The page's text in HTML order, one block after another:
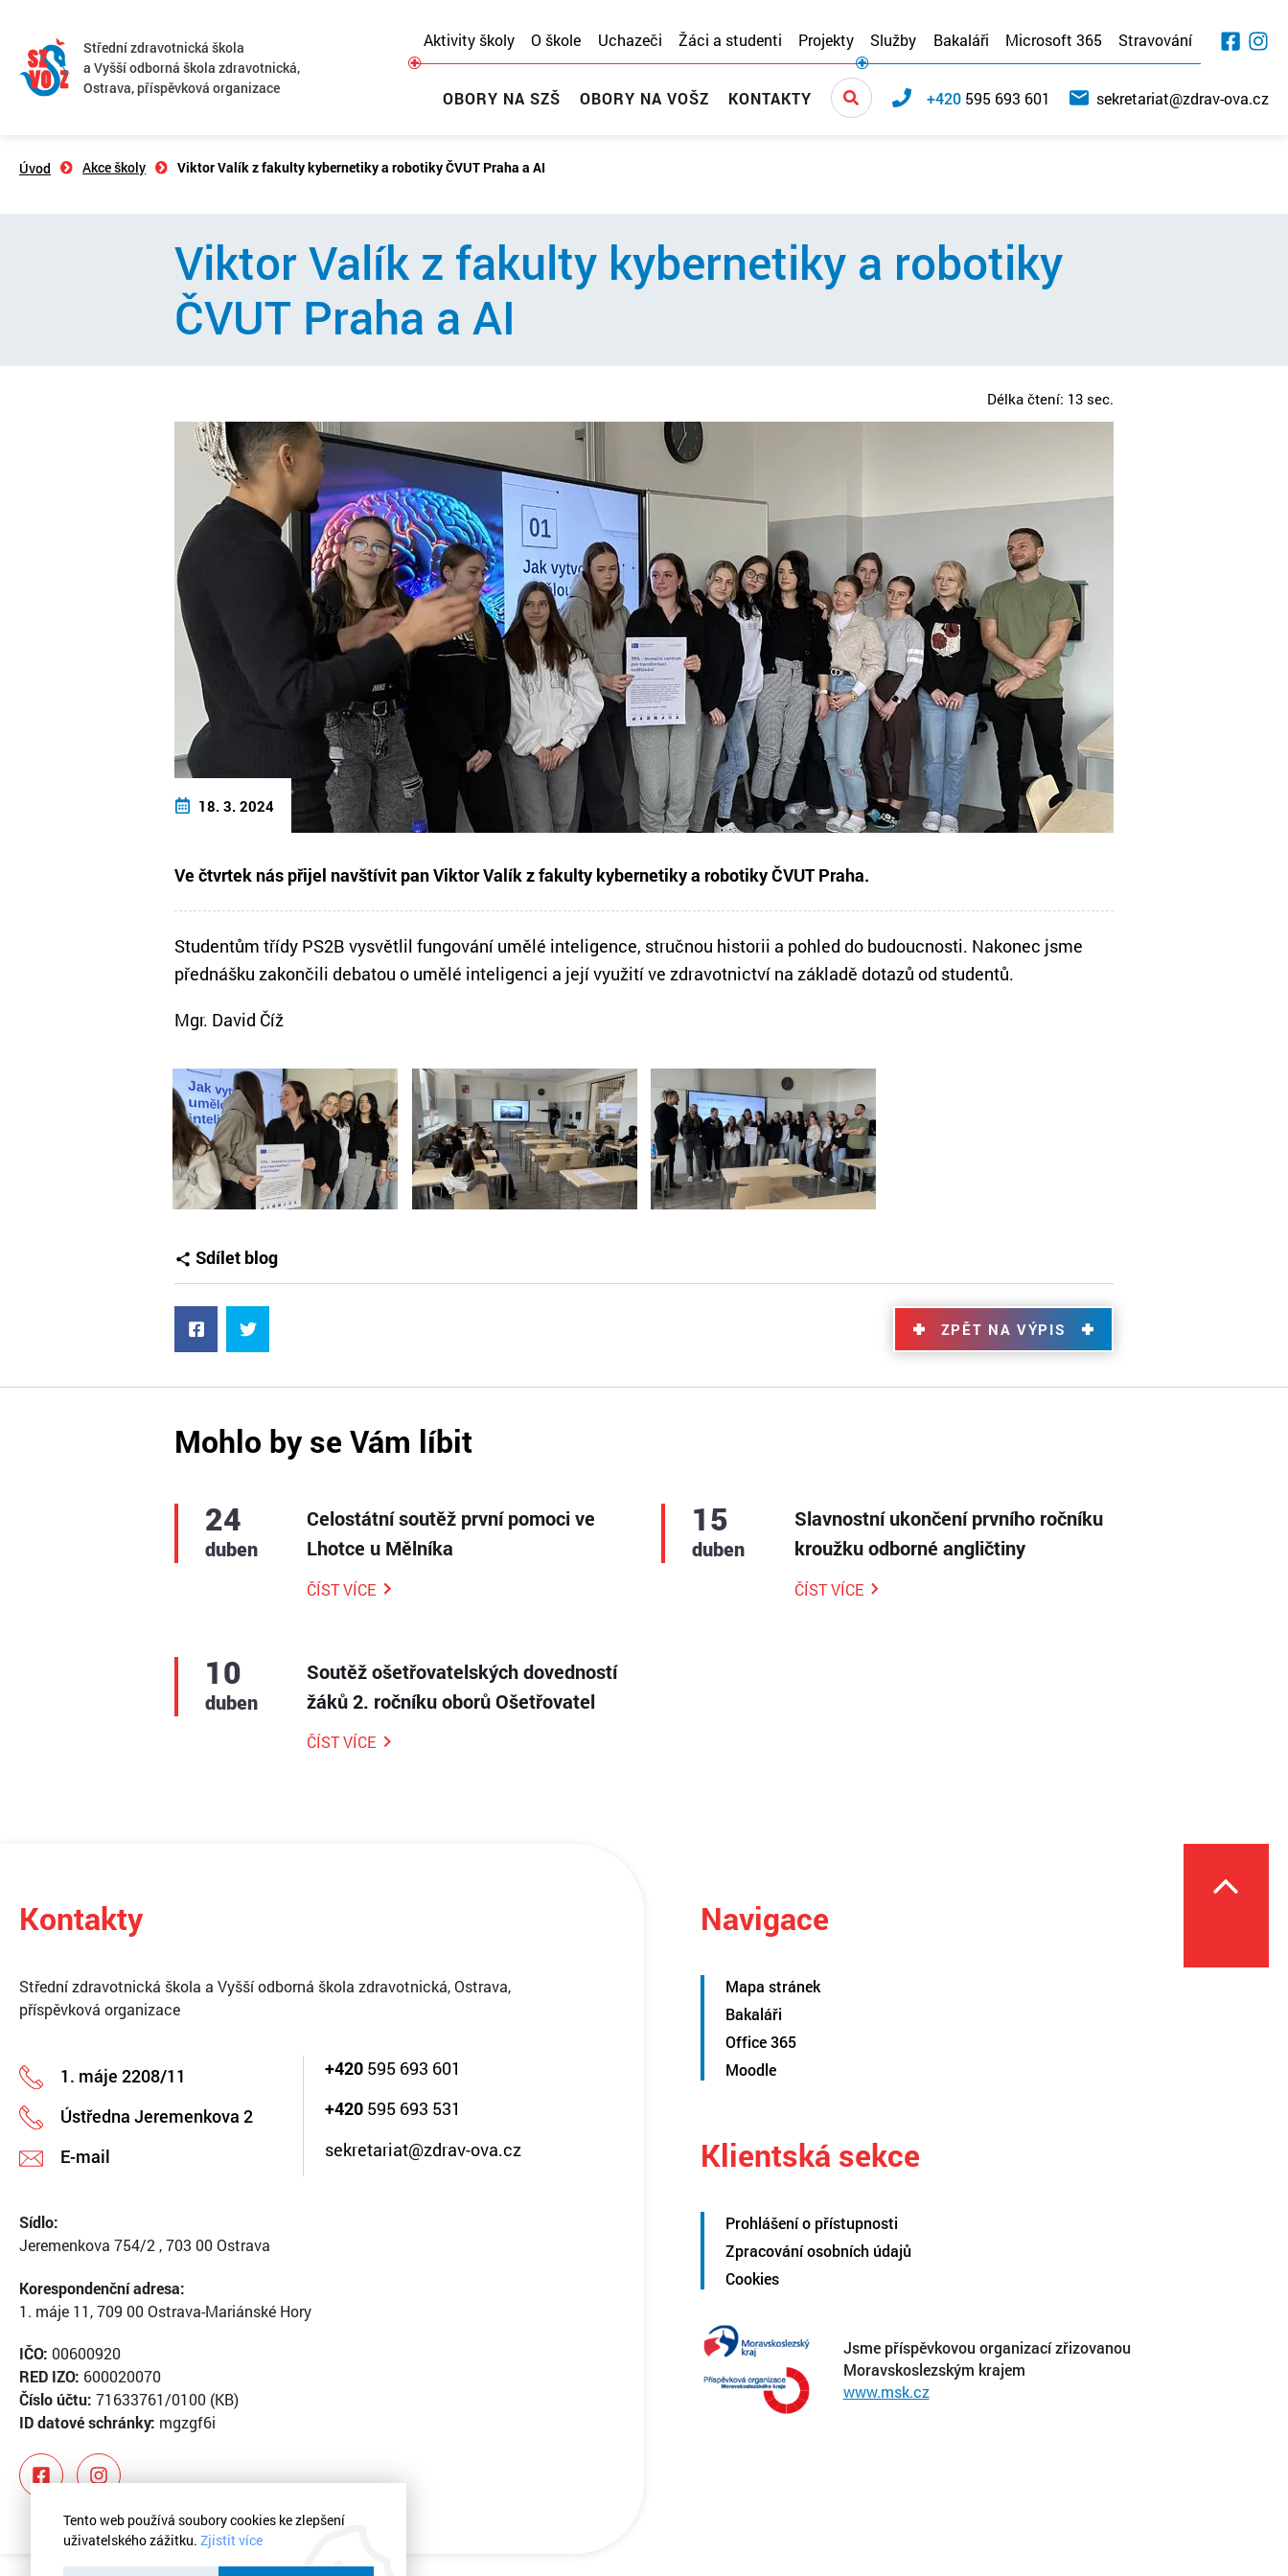
Střední zdravotnická škola
a Vyšší odborná škola zdravotnická,
Ostrava, příspěvková organizace
Aktivity školy O škole Uchazeči Žáci a studenti Projekty Služby Bakaláři Microsoft 365 Stravování
OBORY NA SZŠ OBORY NA VOŠZ KONTAKTY +420 595 693 601 sekretariat@zdrav-ova.cz
Úvod Akce školy Viktor Valík z fakulty kybernetiky a robotiky ČVUT Praha a AI
Viktor Valík z fakulty kybernetiky a robotiky
ČVUT Praha a AI
Délka čtení: 13 sec.
18. 3. 2024
Ve čtvrtek nás přijel navštívit pan Viktor Valík z fakulty kybernetiky a robotiky ČVUT Praha.
Studentům třídy PS2B vysvětlil fungování umělé inteligence, stručnou historii a pohled do budoucnosti. Nakonec jsme
přednášku zakončili debatou o umělé inteligenci a její využití ve zdravotnictví na základě dotazů od studentů.
Mgr. David Číž
Sdílet blog
ZPĚT NA VÝPIS
Mohlo by se Vám líbit
24
duben
Celostátní soutěž první pomoci ve
Lhotce u Mělníka
ČÍST VÍCE
15
duben
Slavnostní ukončení prvního ročníku
kroužku odborné angličtiny
ČÍST VÍCE
10
duben
Soutěž ošetřovatelských dovedností
žáků 2. ročníku oborů Ošetřovatel
ČÍST VÍCE
Kontakty
Střední zdravotnická škola a Vyšší odborná škola zdravotnická, Ostrava,
příspěvková organizace
1. máje 2208/11 +420 595 693 601
Ústředna Jeremenkova 2 +420 595 693 531
E-mail sekretariat@zdrav-ova.cz
Sídlo:
Jeremenkova 754/2 , 703 00 Ostrava
Korespondenční adresa:
1. máje 11, 709 00 Ostrava-Mariánské Hory
IČO: 00600920
RED IZO: 600020070
Číslo účtu: 71633761/0100 (KB)
ID datové schránky: mgzgf6i
Navigace
Mapa stránek
Bakaláři
Office 365
Moodle
Klientská sekce
Prohlášení o přístupnosti
Zpracování osobních údajů
Cookies
Jsme příspěvkovou organizací zřizovanou
Moravskoslezským krajem
www.msk.cz
Tento web používá soubory cookies ke zlepšení
uživatelského zážitku. Zjistit více